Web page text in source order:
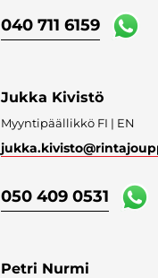
040 711 6159
Jukka Kivistö
Myyntipäällikkö FI | EN
jukka.kivisto
050 409 0531
Petri Nurmi